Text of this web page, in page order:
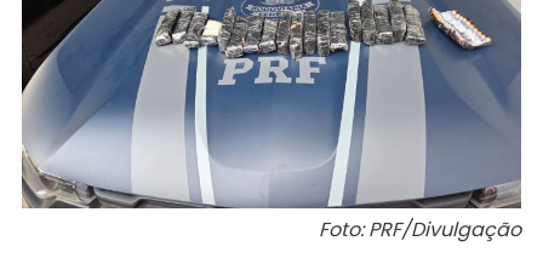
Foto: PRF/Divulgação